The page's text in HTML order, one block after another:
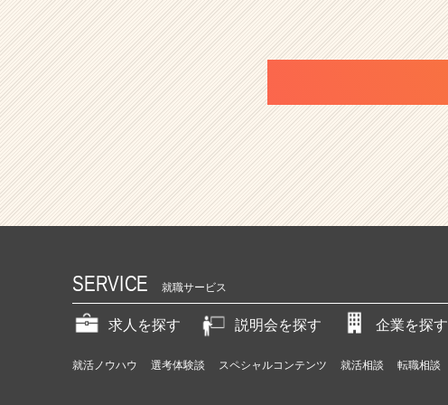
SERVICE 就職サービス
求人を探す 説明会を探す 企業を探す
就活ノウハウ 選考体験談 スペシャルコンテンツ 就活相談 転職相談